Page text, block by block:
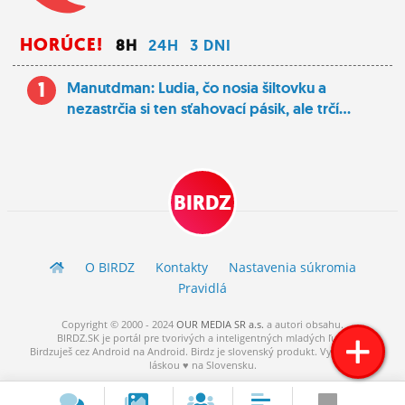
HORÚCE! 8H 24H 3 DNI
1
Manutdman: Ludia, čo nosia šiltovku a
nezastrčia si ten sťahovací pásik, ale trčí...
BIRDZ
O BIRDZ Kontakty
Nastavenia súkromia
Pravidlá
Copyright © 2000 - 2024 OUR MEDIA SR a.s. a autori obsahu.
BIRDZ.SK je portál pre tvorivých a inteligentných mladých ľudí.
Birdzuješ cez Android na Android. Birdz je slovenský produkt. Vytvorené s
láskou ♥ na Slovensku.